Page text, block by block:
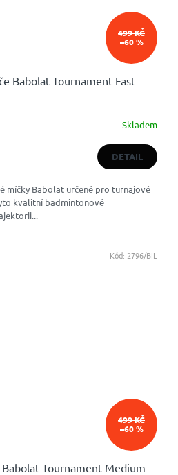
499 KČ
–60 %
Babolat Tournament Fast
Skladem
DETAIL
míčky Babolat určené pro turnajové
kvalitní badmintonové
499 KČ
–60 %
Tournament Medium
Kód: 2796/BIL